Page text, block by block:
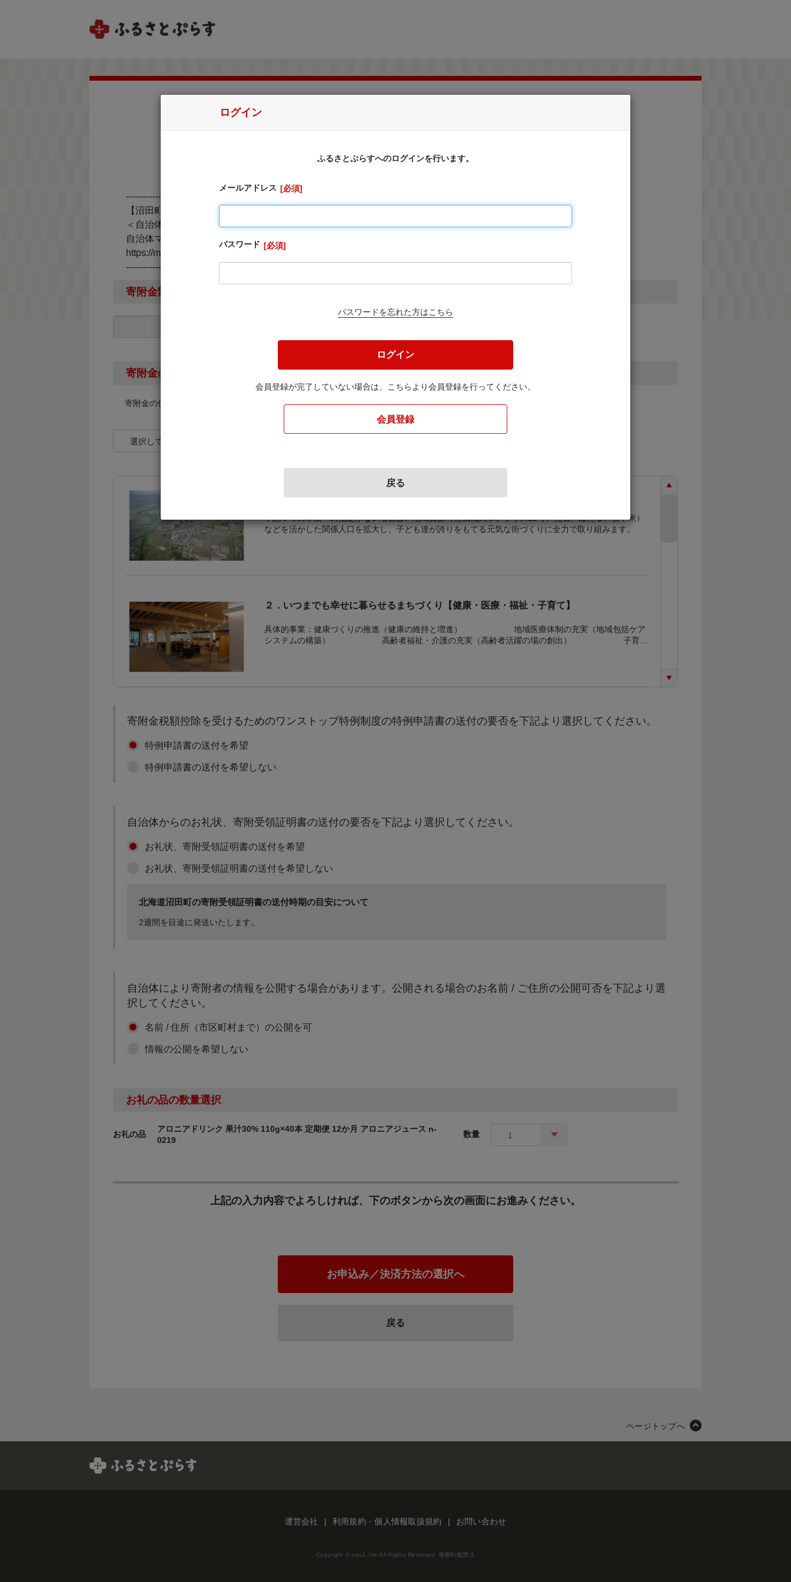
ふるさと納税のお申込み
------------------------------------------------
【沼田町はワンストップ申請オンラインサービスの対象自治体です】
＜自治体マイページ＞
自治体マイページの詳細はこちらからご確認ください。
https://mypg.jp/
------------------------------------------------
寄附金額
寄附金の使い道
寄附金の使い道を下記より選択してください。
選択してください
１．ふるさとぬまた創造事業（町長おまかせ）
下記６つの事業への指定がない場合は、地域資源（蒸気機関車クラウス15号、化石、ほたる、雪中米）
などを活かした関係人口を拡大し、子ども達が誇りをもてる元気な街づくりに全力で取り組みます。
２．いつまでも幸せに暮らせるまちづくり【健康・医療・福祉・子育て】
具体的事業：健康づくりの推進（健康の維持と増進） 地域医療体制の充実（地域包括ケア
システムの構築） 高齢者福祉・介護の充実（高齢者活躍の場の創出） 子育て
３．にぎわいのあるまちづくり【産業・しごと・観光振興・移住定住】
会の創出） 新エネルギーの利活用（雪冷熱エネルギーの利活用） 移住定住の
推進（選ばれる地域となるための取り組み）
４．希望を育むまちづくり【教育・文化・スポーツ】
具体的事業：学校教育の充実（小中一貫連携教育の推進） 生涯学習の推進（地域一体とな
った教育の実践） 多様な学習活動の推進（芸術・文化・スポーツ活動の推進）
国際・国内交流の推進（国内外における交流の促進）
地域情報化の推進（幅広い分野でのＩＣＴ有効活用）
具体的事業：ＪＲ留萌本線に関するイベントの開催 ＪＲ留萌本線に関する周辺環境整備
ＪＲ留萌本線に関する情報発信 ＪＲ石狩沼田駅周辺環境整備
寄附金税額控除を受けるためのワンストップ特例制度の特例申請書の送付の要否を下記より選択してください。
特例申請書の送付を希望
特例申請書の送付を希望しない
自治体からのお礼状、寄附受領証明書の送付の要否を下記より選択してください。
お礼状、寄附受領証明書の送付を希望
お礼状、寄附受領証明書の送付を希望しない
北海道沼田町の寄附受領証明書の送付時期の目安について
2週間を目途に発送いたします。
自治体により寄附者の情報を公開する場合があります。公開される場合のお名前 / ご住所の公開可否を下記より選
択してください。
名前 / 住所（市区町村まで）の公開を可
情報の公開を希望しない
お礼の品の数量選択
お礼の品
アロニアドリンク 果汁30% 110g×40本 定期便 12か月 アロニアジュース n-
0219
数量 1
上記の入力内容でよろしければ、下のボタンから次の画面にお進みください。
お申込み／決済方法の選択へ
戻る
ログイン
ふるさとぷらすへのログインを行います。
メールアドレス 必須
パスワード 必須
パスワードを忘れた方はこちら
ログイン
会員登録が完了していない場合は、 こちらより会員登録を行ってください。
会員登録
戻る
運営会社 利用規約・個人情報取扱規約 お問い合わせ
Copyright © esu2, Inc All Rights Reserved. 無断転載禁止